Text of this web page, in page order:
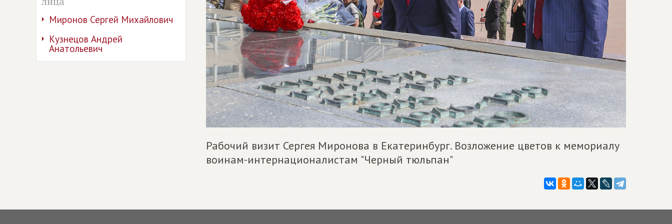
Миронов Сергей Михайлович
Кузнецов Андрей
Анатольевич
Рабочий визит Сергея Миронова в Екатеринбург. Возложение цветов к мемориалу
воинам-интернационалистам "Черный тюльпан"